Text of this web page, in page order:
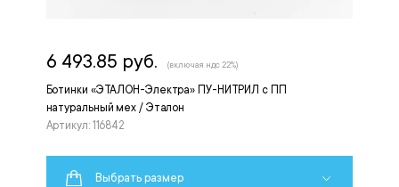
Ботинки «ЭТАЛОН-Электра» ПУ-НИТРИЛ с ПП
натуральный мех / Эталон
Артикул: 116842
6 493.85 руб. (включая ндс 22%)
Выбрать размер